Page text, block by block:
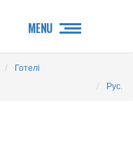
MENU
Готелі
Рус.